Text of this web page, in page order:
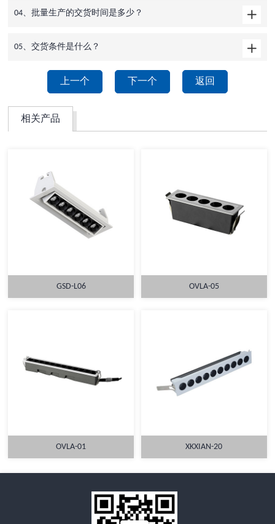
04、批量生产的交货时间是多少？
05、交货条件是什么？
上一个 下一个 返回
相关产品
详情
GSD-L06
详情
OVLA-05
OVLA-01 XKXIAN-20